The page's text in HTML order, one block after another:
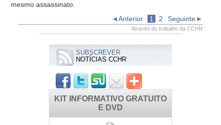
mesmo assassinato.
Seguinte
1 2
Anterior
Através do trabalho da CCHR
SUBSCREVER
NOTÍCIAS CCHR
KIT INFORMATIVO GRATUITO
E DVD